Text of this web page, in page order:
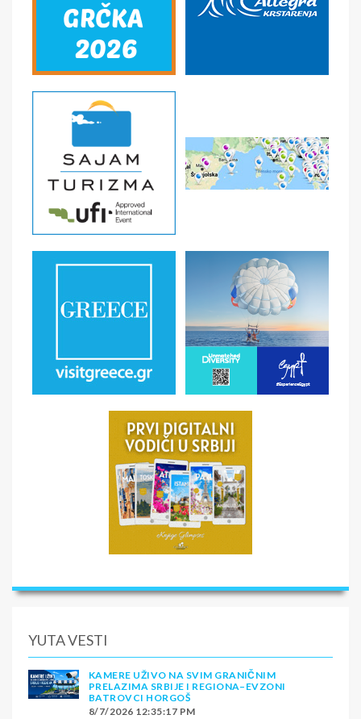
SMENE
NAPOMENE O CENI
U CENU JE UKLJUČENO
U CENU NIJE UKLJUČENO
YUTA VESTI
KAMERE UŽIVO NA SVIM GRANIČNIM
PRELAZIMA SRBIJE I REGIONA–EVZONI
BATROVCI HORGOŠ
8/7/2026 12:35:17 PM